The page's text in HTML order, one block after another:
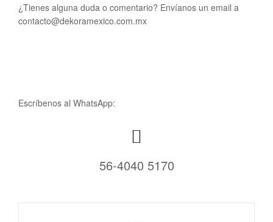
¿Tienes alguna duda o comentario? Envíanos un email a
contacto@dekoramexico.com.mx
Escríbenos al WhatsApp:
56-4040 5170